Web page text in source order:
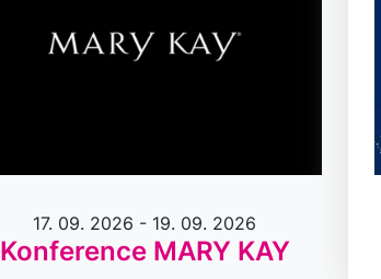
17. 09. 2026 - 19. 09. 2026
Konference MARY KAY